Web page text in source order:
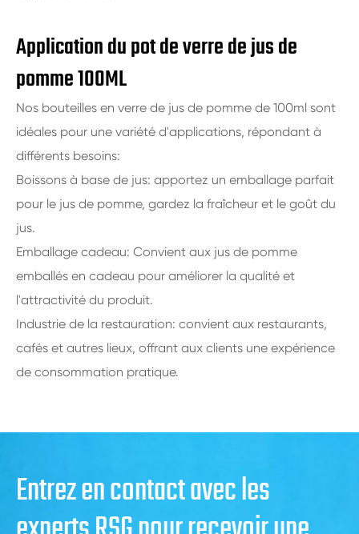
Application du pot de verre de jus de
pomme 100ML
Nos bouteilles en verre de jus de pomme de 100ml sont
idéales pour une variété d'applications, répondant à
différents besoins:
Boissons à base de jus: apportez un emballage parfait
pour le jus de pomme, gardez la fraîcheur et le goût du
jus.
Emballage cadeau: Convient aux jus de pomme
emballés en cadeau pour améliorer la qualité et
l'attractivité du produit.
Industrie de la restauration: convient aux restaurants,
cafés et autres lieux, offrant aux clients une expérience
de consommation pratique.
Entrez en contact avec les